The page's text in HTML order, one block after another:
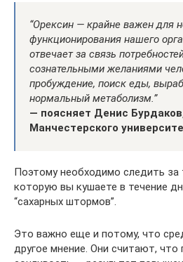
“Орексин — крайне важен для
функционирования нашего
отвечает за связь
сознательными желаниями
пробуждение, поиск еды,
нормальный метаболизм.”
— поясняет Денис
Манчестерского
Поэтому необходимо следить
которую вы кушаете в течение
“сахарных штормов”.
Это важно еще и потому, что
другое мнение. Они считают, что